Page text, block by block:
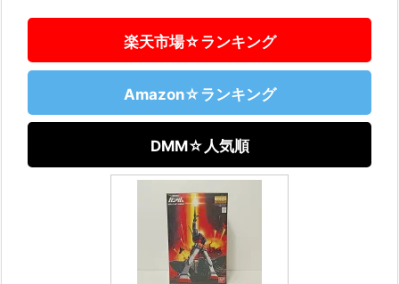
楽天市場☆ランキング
Amazon☆ランキング
DMM☆人気順